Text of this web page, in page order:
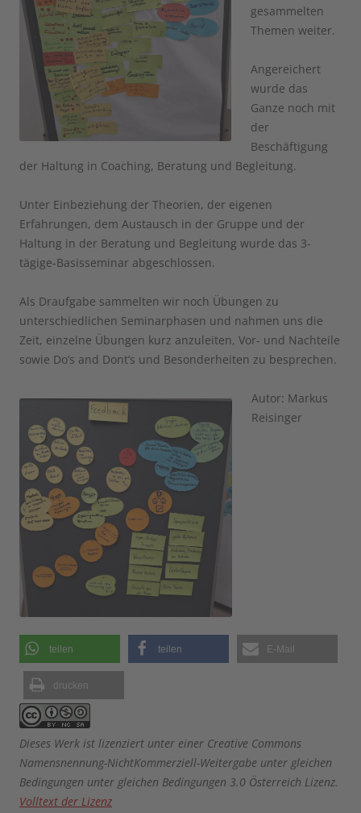
gesammelten
Themen weiter.
Angereichert
wurde das
Ganze noch mit
der
Beschäftigung
der Haltung in Coaching, Beratung und Begleitung.
Unter Einbeziehung der Theorien, der eigenen
Erfahrungen, dem Austausch in der Gruppe und der
Haltung in der Beratung und Begleitung wurde das 3-
tägige-Basisseminar abgeschlossen.
Als Draufgabe sammelten wir noch Übungen zu
unterschiedlichen Seminarphasen und nahmen uns die
Zeit, einzelne Übungen kurz anzuleiten, Vor- und Nachteile
sowie Do’s and Dont’s und Besonderheiten zu besprechen.
Autor: Markus
Reisinger
teilen teilen E-Mail
drucken
Dieses Werk ist lizenziert unter einer Creative Commons
Namensnennung-NichtKommerziell-Weitergabe unter gleichen
Bedingungen unter gleichen Bedingungen 3.0 Österreich Lizenz.
Volltext der Lizenz